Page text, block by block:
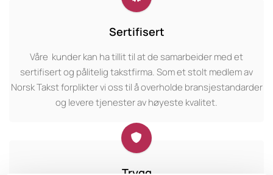
Sertifisert
Våre kunder kan ha tillit til at de samarbeider med et
sertifisert og pålitelig takstfirma. Som et stolt medlem av
Norsk Takst forplikter vi oss til å overholde bransjestandarder
og levere tjenester av høyeste kvalitet.